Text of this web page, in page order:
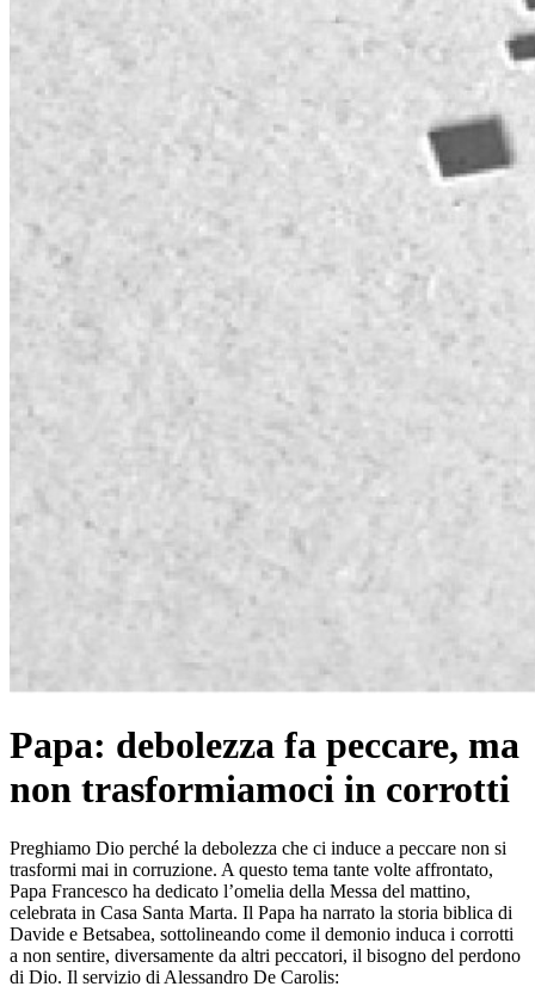
Papa: debolezza fa peccare, ma
non trasformiamoci in corrotti
Preghiamo Dio perché la debolezza che ci induce a peccare non si
trasformi mai in corruzione. A questo tema tante volte affrontato,
Papa Francesco ha dedicato l’omelia della Messa del mattino,
celebrata in Casa Santa Marta. Il Papa ha narrato la storia biblica di
Davide e Betsabea, sottolineando come il demonio induca i corrotti
a non sentire, diversamente da altri peccatori, il bisogno del perdono
di Dio. Il servizio di Alessandro De Carolis: